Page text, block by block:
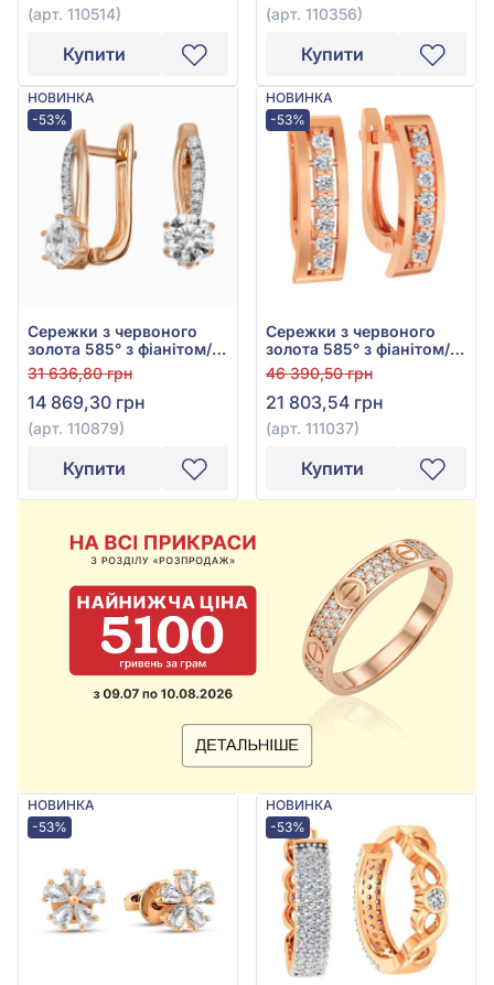
(арт. 110514)
Купити
(арт. 110356)
Купити
НОВИНКА
-53%
Сережки з червоного
золота 585° з фіанітом/
куб.цирконієм, арт.
110879
31 636,80 грн
14 869,30 грн
(арт. 110879)
Купити
НОВИНКА
-53%
Сережки з червоного
золота 585° з фіанітом/
куб.цирконієм, арт.
111037
46 390,50 грн
21 803,54 грн
(арт. 111037)
Купити
НОВИНКА
-53%
НОВИНКА
-53%